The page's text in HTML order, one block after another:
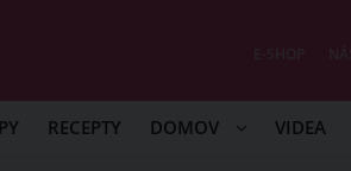
RECEPTY DOMOV VIDEA